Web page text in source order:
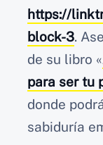
https://
block-3.
de su libro «
para ser tu
donde
sabiduría